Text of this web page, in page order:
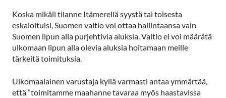
Koska mikäli tilanne Itämerellä syystä tai toisesta
eskaloituisi, Suomen valtio voi ottaa hallintaansa vain
Suomen lipun alla purjehtivia aluksia. Valtio ei voi määrätä
ulkomaan lipun alla olevia aluksia hoitamaan meille
tärkeitä toimituksia.
Ulkomaalainen varustaja kyllä varmasti antaa ymmärtää,
että ”toimitamme maahanne tavaraa myös haastavissa